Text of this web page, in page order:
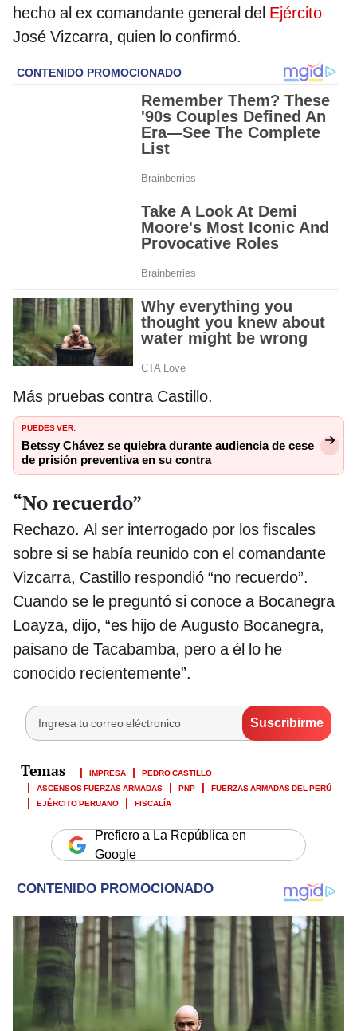
hecho al ex comandante general del Ejército
José Vizcarra, quien lo confirmó.
Más pruebas contra Castillo.
PUEDES VER:
Betssy Chávez se quiebra durante audiencia de cese
de prisión preventiva en su contra
“No recuerdo”
Rechazo. Al ser interrogado por los fiscales
sobre si se había reunido con el comandante
Vizcarra, Castillo respondió “no recuerdo”.
Cuando se le preguntó si conoce a Bocanegra
Loayza, dijo, “es hijo de Augusto Bocanegra,
paisano de Tacabamba, pero a él lo he
conocido recientemente”.
IMPRESA
PEDRO CASTILLO
ASCENSOS FUERZAS ARMADAS
PNP
FUERZAS ARMADAS DEL PERÚ
EJÉRCITO PERUANO
FISCALÍA
Prefiero a La República en
Google